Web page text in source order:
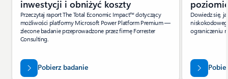
inwestycji i obniżyć koszty
Przeczytaj raport The Total Economic Impact™ dotyczący
możliwości platformy Microsoft Power Platform Premium —
zlecone badanie przeprowadzone przez firmę Forrester
Consulting.
Pobierz badanie
Dowiedz się,
ograniczeniu